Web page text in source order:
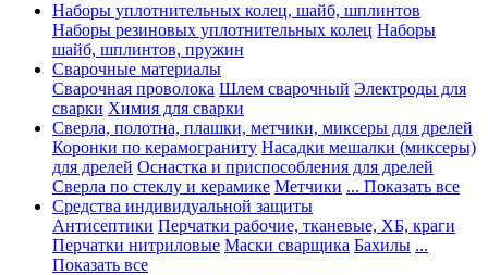
Наборы уплотнительных колец, шайб, шплинтов
Наборы резиновых уплотнительных колец Наборы
шайб, шплинтов, пружин
Сварочные материалы
Сварочная проволока Шлем сварочный Электроды для
сварки Химия для сварки
Сверла, полотна, плашки, метчики, миксеры для дрелей
Коронки по керамограниту Насадки мешалки (миксеры)
для дрелей Оснастка и приспособления для дрелей
Сверла по стеклу и керамике Метчики ... Показать все
Средства индивидуальной защиты
Антисептики Перчатки рабочие, тканевые, ХБ, краги
Перчатки нитриловые Маски сварщика Бахилы ...
Показать все